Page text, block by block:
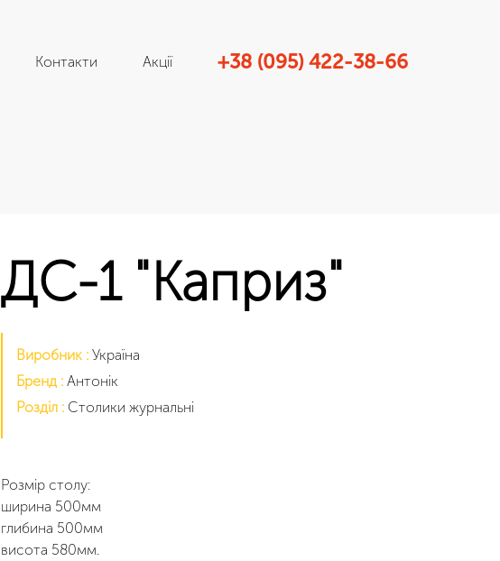
Контакти Акції +38 (095) 422-38-66
ДС-1 "Каприз"
Виробник : Україна
Бренд : Антонік
Розділ : Столики журнальні
Розмір столу:
ширина 500мм
глибина 500мм
висота 580мм.